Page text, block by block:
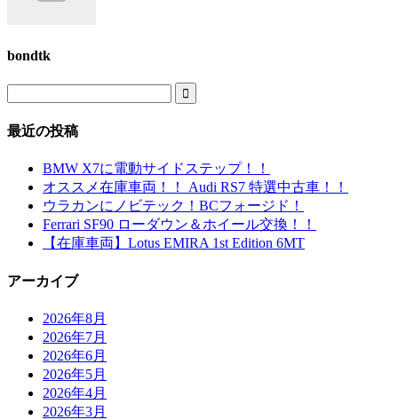
bondtk

最近の投稿
BMW X7に電動サイドステップ！！
オススメ在庫車両！！ Audi RS7 特選中古車！！
ウラカンにノビテック！BCフォージド！
Ferrari SF90 ローダウン＆ホイール交換！！
【在庫車両】Lotus EMIRA 1st Edition 6MT
アーカイブ
2026年8月
2026年7月
2026年6月
2026年5月
2026年4月
2026年3月